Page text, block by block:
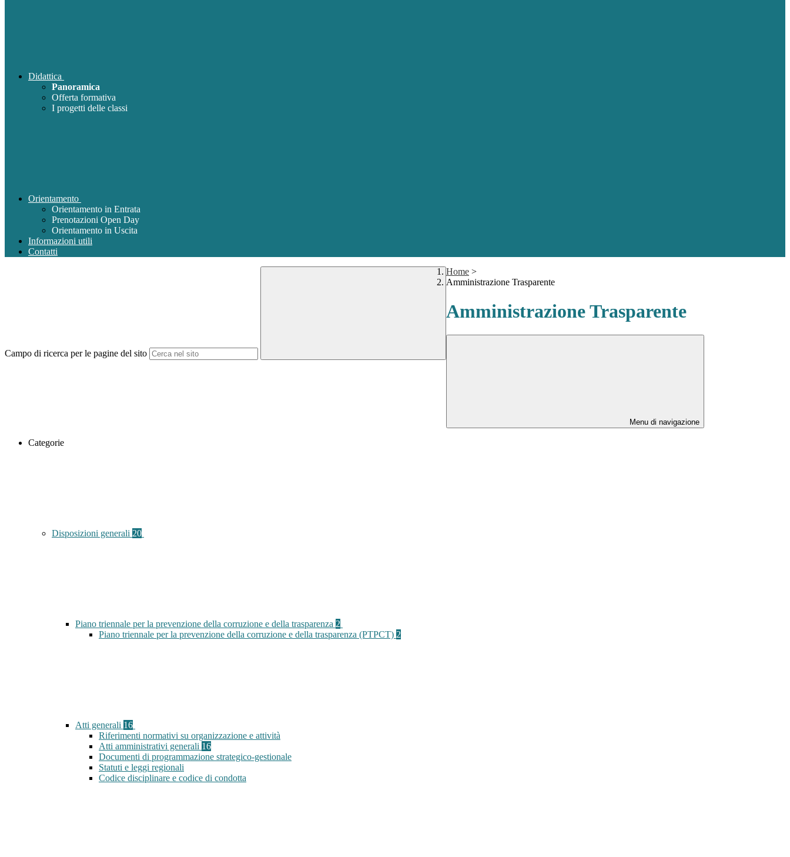
Didattica
Panoramica
Offerta formativa
I progetti delle classi
Orientamento
Orientamento in Entrata
Prenotazioni Open Day
Orientamento in Uscita
Informazioni utili
Contatti
Campo di ricerca per le pagine del sito
Home >
Amministrazione Trasparente
Amministrazione Trasparente
Menu di navigazione
Categorie
Disposizioni generali 20
Piano triennale per la prevenzione della corruzione e della trasparenza 2
Piano triennale per la prevenzione della corruzione e della trasparenza (PTPCT) 2
Atti generali 16
Riferimenti normativi su organizzazione e attività
Atti amministrativi generali 16
Documenti di programmazione strategico-gestionale
Statuti e leggi regionali
Codice disciplinare e codice di condotta